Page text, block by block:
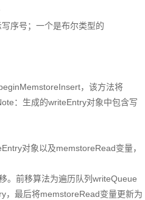
序号；一个是布尔类型的
，该方法将
：生成的writeEntry对象中包含写
对象以及memstoreRead变量，
。前移算法为遍历队列writeQueue
，最后将memstoreRead变量更新为